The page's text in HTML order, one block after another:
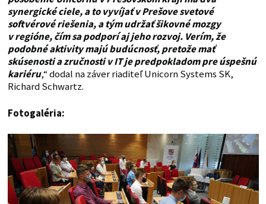
synergické ciele, a to vyvíjať v Prešove svetové
softvérové riešenia, a tým udržať šikovné mozgy
v regióne, čím sa podporí aj jeho rozvoj. Verím, že
podobné aktivity majú budúcnosť, pretože mať
skúsenosti a zručnosti v IT je predpokladom pre úspešnú
kariéru,“ dodal na záver riaditeľ Unicorn Systems SK,
Richard Schwartz.
Fotogaléria: